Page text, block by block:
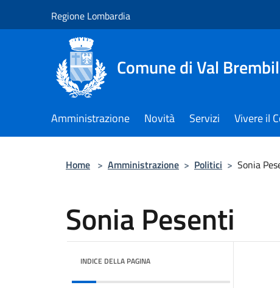
Regione Lombardia
Comune di Val
Amministrazione Novità Servizi Vivere il
Home > Amministrazione > Politici > Sonia
Sonia Pesenti
INDICE DELLA PAGINA